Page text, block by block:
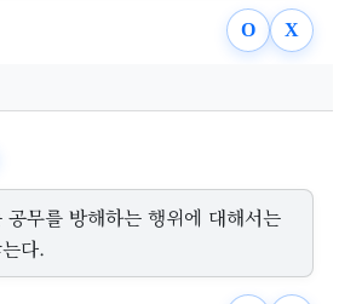
O X
무를 방해하는 행위에 대해서는
다.